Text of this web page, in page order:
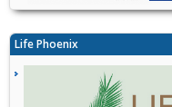
Life Phoenix